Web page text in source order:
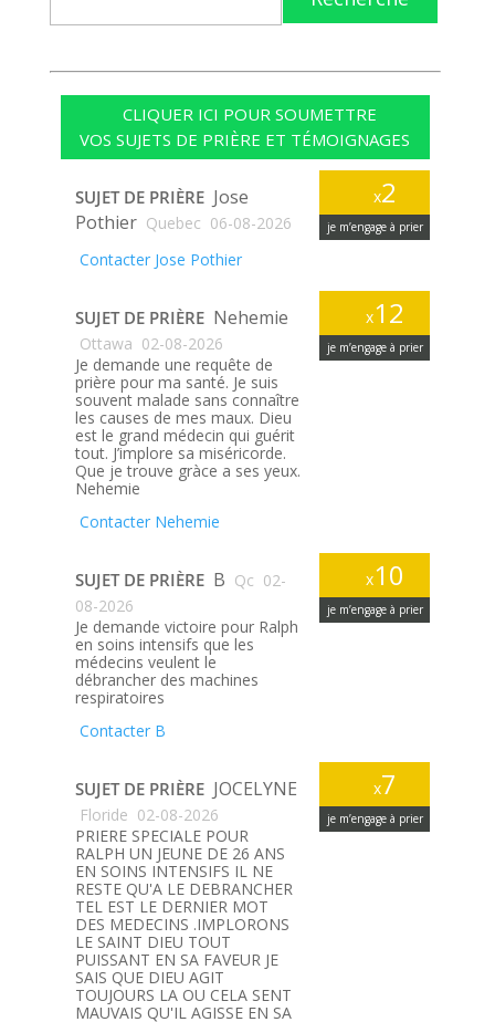
CLIQUER ICI POUR SOUMETTRE
VOS SUJETS DE PRIÈRE ET TÉMOIGNAGES
x2
je m’engage à prier
SUJET DE PRIÈRE Jose
Pothier Quebec 06-08-2026
Contacter Jose Pothier
x12
je m’engage à prier
SUJET DE PRIÈRE Nehemie
Ottawa 02-08-2026
Je demande une requête de
prière pour ma santé. Je suis
souvent malade sans connaître
les causes de mes maux. Dieu
est le grand médecin qui guérit
tout. J’implore sa miséricorde.
Que je trouve gràce a ses yeux.
Nehemie
Contacter Nehemie
x10
je m’engage à prier
SUJET DE PRIÈRE B Qc 02-
08-2026
Je demande victoire pour Ralph
en soins intensifs que les
médecins veulent le
débrancher des machines
respiratoires
Contacter B
x7
je m’engage à prier
SUJET DE PRIÈRE JOCELYNE
Floride 02-08-2026
PRIERE SPECIALE POUR
RALPH UN JEUNE DE 26 ANS
EN SOINS INTENSIFS IL NE
RESTE QU'A LE DEBRANCHER
TEL EST LE DERNIER MOT
DES MEDECINS .IMPLORONS
LE SAINT DIEU TOUT
PUISSANT EN SA FAVEUR JE
SAIS QUE DIEU AGIT
TOUJOURS LA OU CELA SENT
MAUVAIS QU'IL AGISSE EN SA